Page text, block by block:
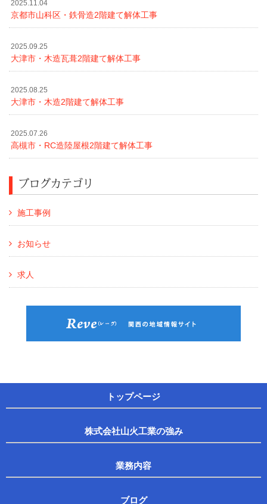
2025.11.04
京都市山科区・鉄骨造2階建て解体工事
2025.09.25
大津市・木造瓦葺2階建て解体工事
2025.08.25
大津市・木造2階建て解体工事
2025.07.26
高槻市・RC造陸屋根2階建て解体工事
ブログカテゴリ
施工事例
お知らせ
求人
トップページ
株式会社山火工業の強み
業務内容
ブログ